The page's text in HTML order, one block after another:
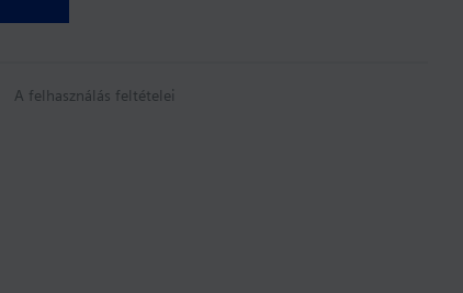
A felhasználás feltételei